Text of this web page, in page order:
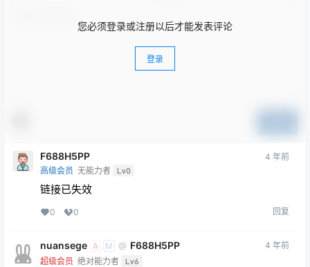
您必须登录或注册以后才能发表评论
登录
F688H5PP
高级会员 无能力者 Lv0
4 年前
链接已失效
0 0 回复
nuansege A M @ F688H5PP
超级会员 绝对能力者 Lv6
4 年前